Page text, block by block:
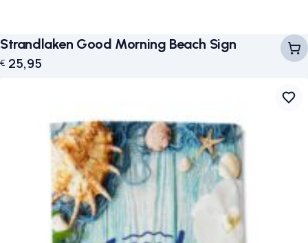
Strandlaken Good Morning Beach Sign
€ 25,95